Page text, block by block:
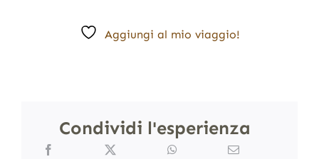
Aggiungi al mio viaggio!
Condividi l'esperienza